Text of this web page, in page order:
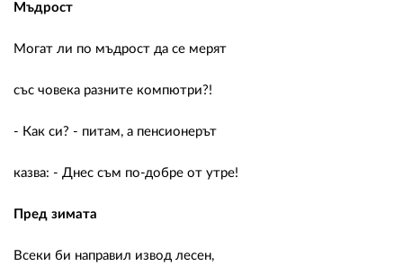
Мъдрост
Могат ли по мъдрост да се мерят
със човека разните компютри?!
- Как си? - питам, а пенсионерът
казва: - Днес съм по-добре от утре!
Пред зимата
Всеки би направил извод лесен,